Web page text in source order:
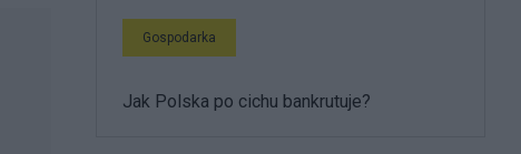
Gospodarka
Jak Polska po cichu bankrutuje?